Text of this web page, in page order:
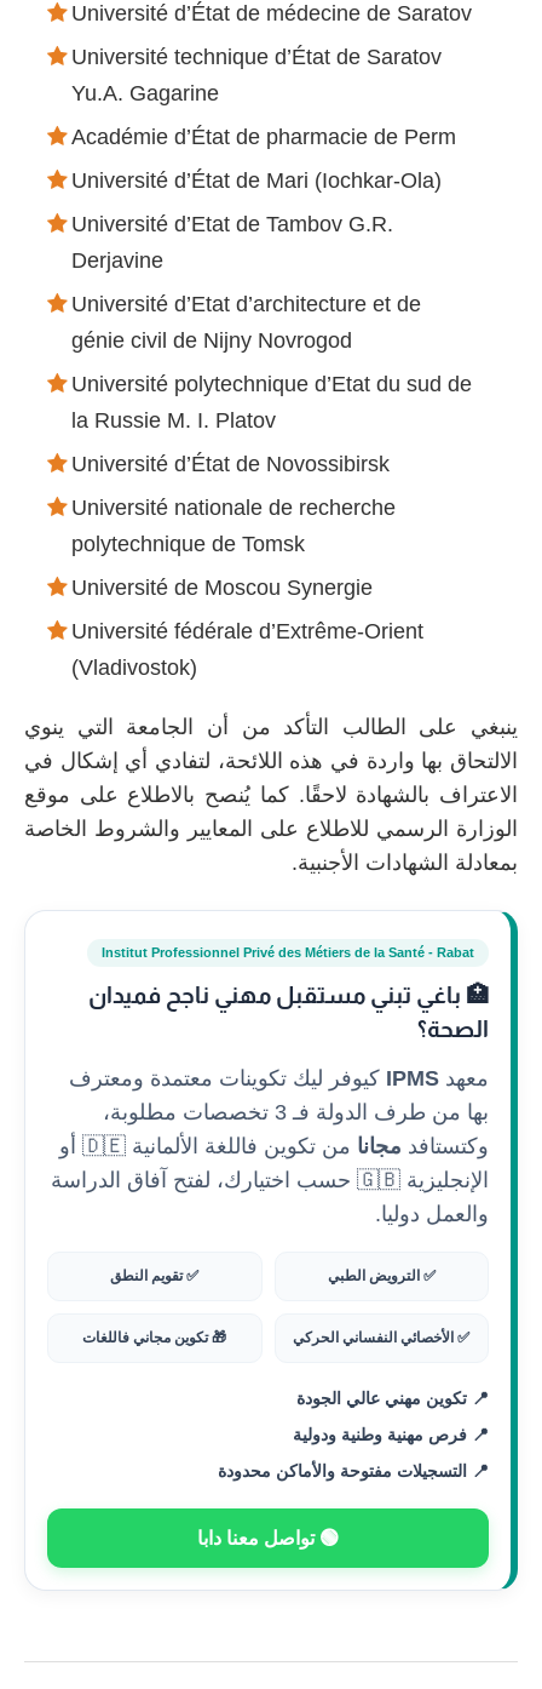
Université d’État de médecine de Saratov
Université technique d’État de Saratov
Yu.A. Gagarine
Académie d’État de pharmacie de Perm
Université d’État de Mari (Iochkar-Ola)
Université d’Etat de Tambov G.R.
Derjavine
Université d’Etat d’architecture et de
génie civil de Nijny Novrogod
Université polytechnique d’Etat du sud de
la Russie M. I. Platov
Université d’État de Novossibirsk
Université nationale de recherche
polytechnique de Tomsk
Université de Moscou Synergie
Université fédérale d’Extrême-Orient
(Vladivostok)
ينبغي على الطالب التأكد من أن الجامعة التي ينوي
الالتحاق بها واردة في هذه اللائحة، لتفادي أي إشكال في
الاعتراف بالشهادة لاحقًا. كما يُنصح بالاطلاع على موقع
الوزارة الرسمي للاطلاع على المعايير والشروط الخاصة
بمعادلة الشهادات الأجنبية.
Institut Professionnel Privé des Métiers de la Santé - Rabat
🏥 باغي تبني مستقبل مهني ناجح فميدان
الصحة؟
معهد IPMS كيوفر ليك تكوينات معتمدة ومعترف
بها من طرف الدولة فـ 3 تخصصات مطلوبة،
وكتستافد مجانا
من تكوين فاللغة الألمانية 🇩🇪 أو
الإنجليزية 🇬🇧 حسب اختيارك، لفتح آفاق الدراسة
والعمل دوليا.
✅ الترويض الطبي ✅ تقويم النطق
✅ الأخصائي النفساني الحركي 🎁 تكوين مجاني فاللغات
📍 تكوين مهني عالي الجودة
📍 فرص مهنية وطنية ودولية
📍 التسجيلات مفتوحة والأماكن محدودة
🟢 تواصل معنا دابا